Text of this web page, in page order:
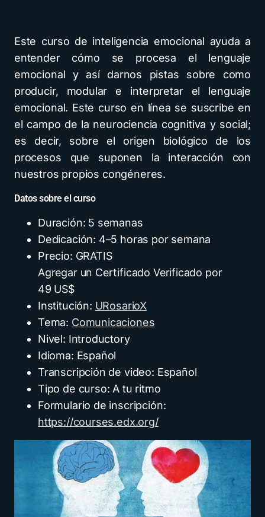
Este curso de inteligencia emocional ayuda a
entender cómo se procesa el lenguaje
emocional y así darnos pistas sobre como
producir, modular e interpretar el lenguaje
emocional. Este curso en línea se suscribe en
el campo de la neurociencia cognitiva y social;
es decir, sobre el origen biológico de los
procesos que suponen la interacción con
nuestros propios congéneres.
Datos sobre el curso
Duración: 5 semanas
Dedicación: 4–5 horas por semana
Precio: GRATIS
Agregar un Certificado Verificado por
49 US$
Institución: URosarioX
Tema: Comunicaciones
Nivel: Introductory
Idioma: Español
Transcripción de video: Español
Tipo de curso: A tu ritmo
Formulario de inscripción:
https://courses.edx.org/